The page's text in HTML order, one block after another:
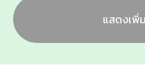
แสดงเพิ่